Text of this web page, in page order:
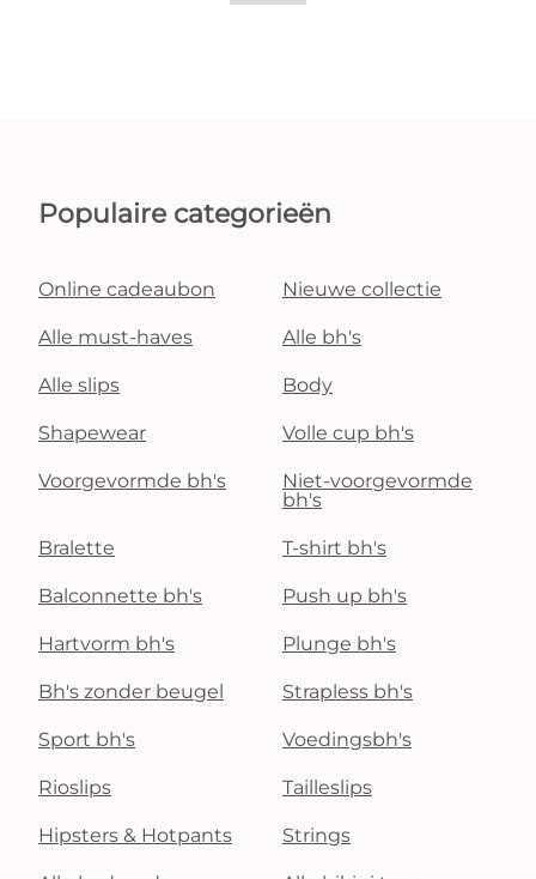
Populaire categorieën
Online cadeaubon Nieuwe collectie
Alle must-haves Alle bh's
Alle slips Body
Shapewear Volle cup bh's
Voorgevormde bh's
Niet-voorgevormde
bh's
Bralette T-shirt bh's
Balconnette bh's Push up bh's
Hartvorm bh's Plunge bh's
Bh's zonder beugel Strapless bh's
Sport bh's Voedingsbh's
Rioslips Tailleslips
Hipsters & Hotpants Strings